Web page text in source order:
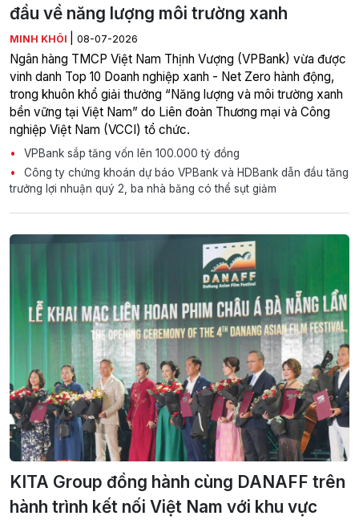
đầu về năng lượng môi trường xanh
MINH KHÔI 08-07-2026
Ngân hàng TMCP Việt Nam Thịnh Vượng (VPBank) vừa được
vinh danh Top 10 Doanh nghiệp xanh - Net Zero hành động,
trong khuôn khổ giải thưởng “Năng lượng và môi trường xanh
bền vững tại Việt Nam” do Liên đoàn Thương mại và Công
nghiệp Việt Nam (VCCI) tổ chức.
VPBank sắp tăng vốn lên 100.000 tỷ đồng
Công ty chứng khoán dự báo VPBank và HDBank dẫn đầu tăng
trưởng lợi nhuận quý 2, ba nhà băng có thể sụt giảm
KITA Group đồng hành cùng DANAFF trên
hành trình kết nối Việt Nam với khu vực